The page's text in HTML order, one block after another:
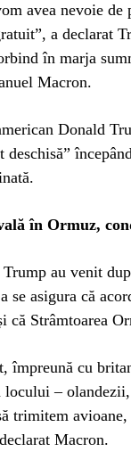
avea nevoie
a declarat
în marja
Macron.
Donald
în Ormuz,
au venit
se asigura că
că Strâmtoarea
împreună cu
locului –
trimitem
Macron.